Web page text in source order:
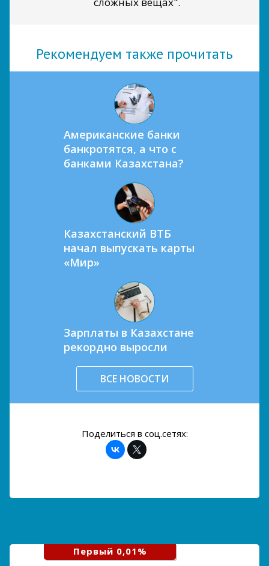
Рекомендуем также прочитать
Американские банки
банкротятся, а что с
банками Казахстана?
Казахстанский ВТБ
начал выпускать карты
«Мир»
Зарплаты в Казахстане
рекордно выросли
ВСЕ НОВОСТИ
Поделиться в соц.сетях:
Первый 0,01%